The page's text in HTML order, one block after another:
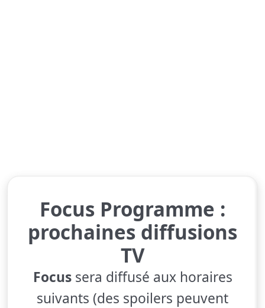
Focus Programme :
prochaines diffusions
TV
Focussera diffusé aux horaires
suivants (des spoilers peuvent